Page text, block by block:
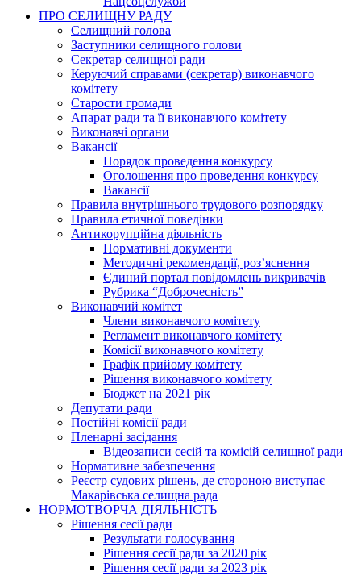
ПРО СЕЛИЩНУ РАДУ
Селищний голова
Заступники селищного голови
Секретар селищної ради
Керуючий справами (секретар) виконавчого
комітету
Старости громади
Апарат ради та її виконавчого комітету
Виконавчі органи
Вакансії
Порядок проведення конкурсу
Оголошення про проведення конкурсу
Вакансії
Правила внутрішнього трудового розпорядку
Правила етичної поведінки
Антикорупційна діяльність
Нормативні документи
Методичні рекомендації, роз’яснення
Єдиний портал повідомлень викривачів
Рубрика “Доброчесність”
Виконавчий комітет
Члени виконавчого комітету
Регламент виконавчого комітету
Комісії виконавчого комітету
Графік прийому комітету
Рішення виконавчого комітету
Бюджет на 2021 рік
Депутати ради
Постійні комісії ради
Пленарні засідання
Відеозаписи сесій та комісій селищної ради
Нормативне забезпечення
Реєстр судових рішень, де стороною виступає
Макарівська селищна рада
НОРМОТВОРЧА ДІЯЛЬНІСТЬ
Рішення сесії ради
Результати голосування
Рішення сесії ради за 2020 рік
Рішення сесії ради за 2023 рік